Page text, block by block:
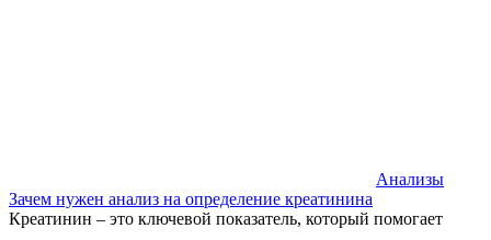
Анализы
Зачем нужен анализ на определение креатинина
Креатинин – это ключевой показатель, который помогает